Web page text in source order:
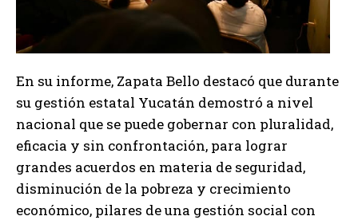
En su informe, Zapata Bello destacó que durante
su gestión estatal Yucatán demostró a nivel
nacional que se puede gobernar con pluralidad,
eficacia y sin confrontación, para lograr
grandes acuerdos en materia de seguridad,
disminución de la pobreza y crecimiento
económico, pilares de una gestión social con